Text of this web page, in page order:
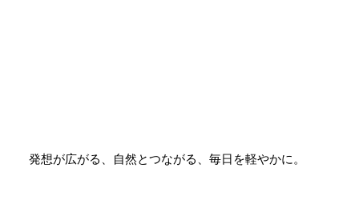
発想が広がる、自然とつながる、毎日を軽やかに。